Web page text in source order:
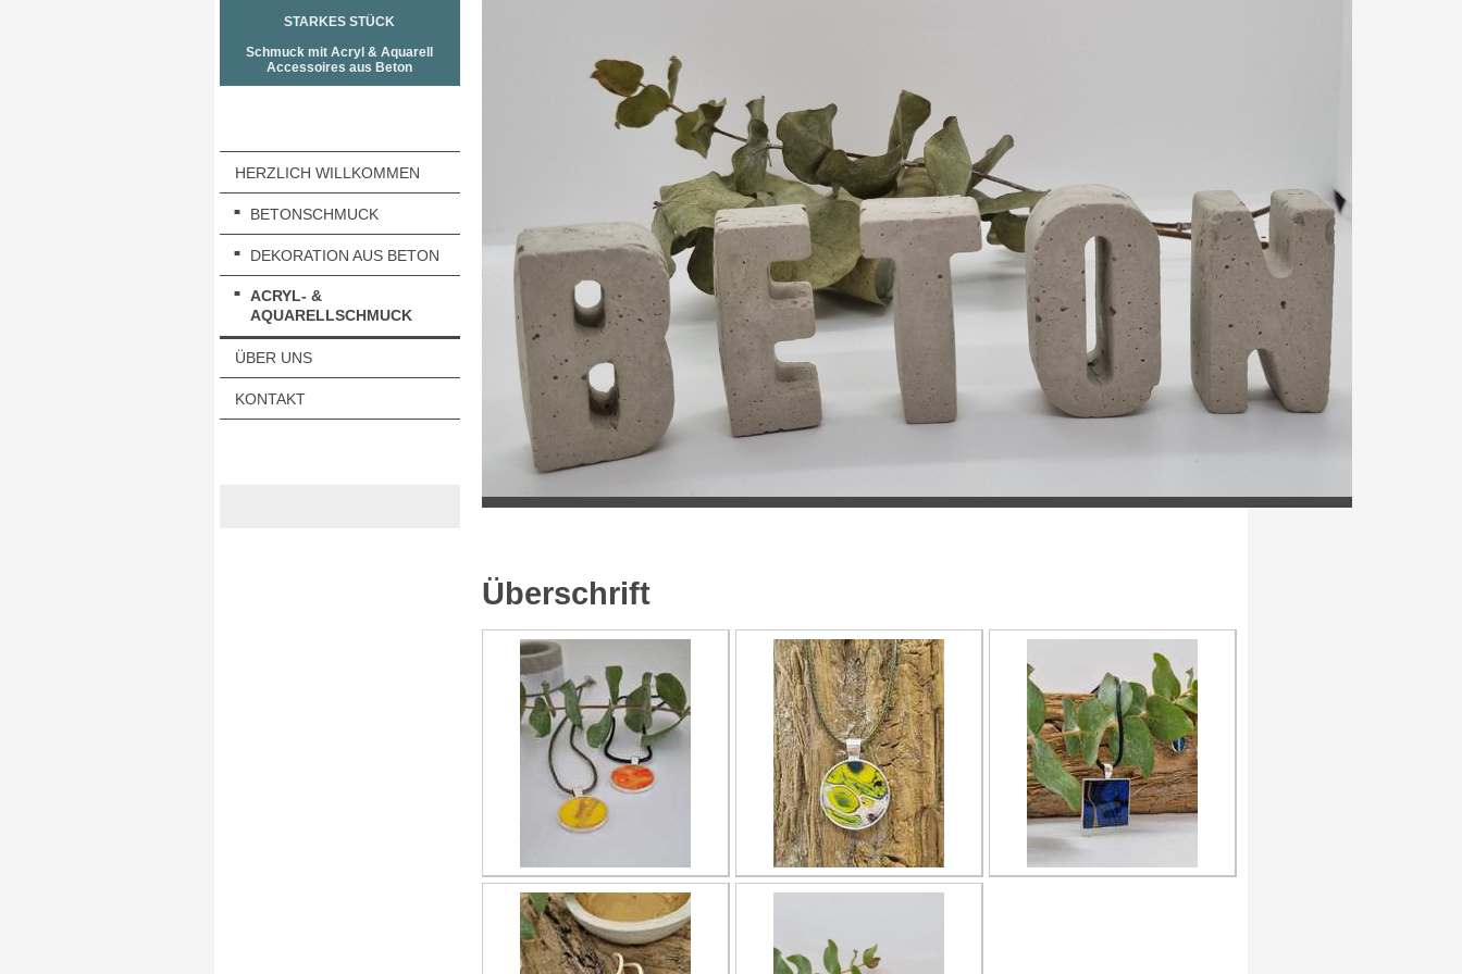
STARKES STÜCK
Schmuck mit Acryl & Aquarell
Accessoires aus Beton
HERZLICH WILLKOMMEN
BETONSCHMUCK
DEKORATION AUS BETON
ACRYL- &
AQUARELLSCHMUCK
ÜBER UNS
KONTAKT
Überschrift